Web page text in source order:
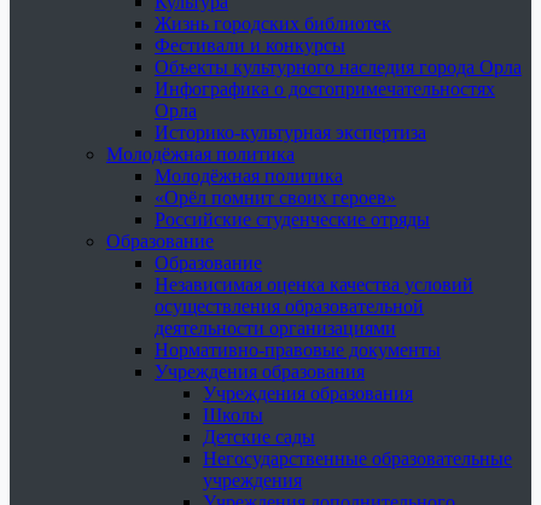
Жизнь городских библиотек
Фестивали и конкурсы
Объекты культурного наследия города Орла
Инфографика о достопримечательностях
Орла
Историко-культурная экспертиза
Молодёжная политика
Молодёжная политика
«Орёл помнит своих героев»
Российские студенческие отряды
Образование
Образование
Независимая оценка качества условий
осуществления образовательной
деятельности организациями
Нормативно-правовые документы
Учреждения образования
Учреждения образования
Школы
Детские сады
Негосударственные образовательные
учреждения